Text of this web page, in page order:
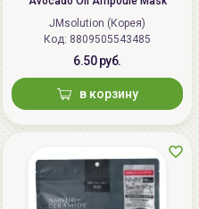
JMsolution (Корея)
Код: 8809505543485
6.50 руб.
в корзину